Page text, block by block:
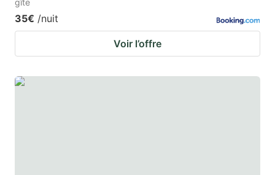
gîte
35€ /nuit
Voir l’offre